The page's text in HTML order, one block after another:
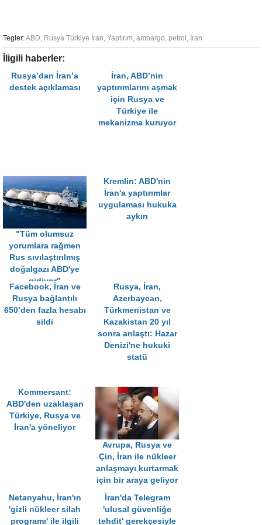
Tegler:ABD, Rusya Türkiye İran, Yaptırım, ambargo, petrol , İran
İligili haberler:
Rusya’dan İran’a
destek açıklaması
İran, ABD’nin
yaptırımlarını aşmak
için Rusya ve
Türkiye ile
mekanizma kuruyor
"Tüm olumsuz
yorumlara rağmen
Rus sıvılaştırılmış
doğalgazı ABD'ye
gidiyor"
Kremlin: ABD'nin
İran'a yaptırımlar
uygulaması hukuka
aykırı
Facebook, İran ve
Rusya bağlantılı
650’den fazla hesabı
sildi
Rusya, İran,
Azerbaycan,
Türkmenistan ve
Kazakistan 20 yıl
sonra anlaştı: Hazar
Denizi'ne hukuki
statü
Kommersant:
ABD'den uzaklaşan
Türkiye, Rusya ve
İran'a yöneliyor
Avrupa, Rusya ve
Çin, İran ile nükleer
anlaşmayı kurtarmak
için bir araya geliyor
Netanyahu, İran'ın
'gizli nükleer silah
programı' ile ilgili
İran'da Telegram
'ulusal güvenliğe
tehdit' gerekçesiyle